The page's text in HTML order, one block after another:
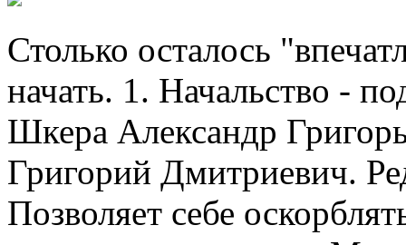
Столько осталось
начать. 1. Начальство -
Шкера Александр
Григорий Дмитриевич.
Позволяет себе